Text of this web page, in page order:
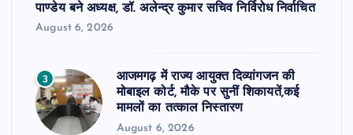
पाण्डेय बने अध्यक्ष, डॉ. अलेन्द्र कुमार सचिव निर्विरोध निर्वाचित
August 6, 2026
3
आजमगढ़ में राज्य आयुक्त दिव्यांगजन की
मोबाइल कोर्ट, मौके पर सुनीं शिकायतें,कई
मामलों का तत्काल निस्तारण
August 6, 2026